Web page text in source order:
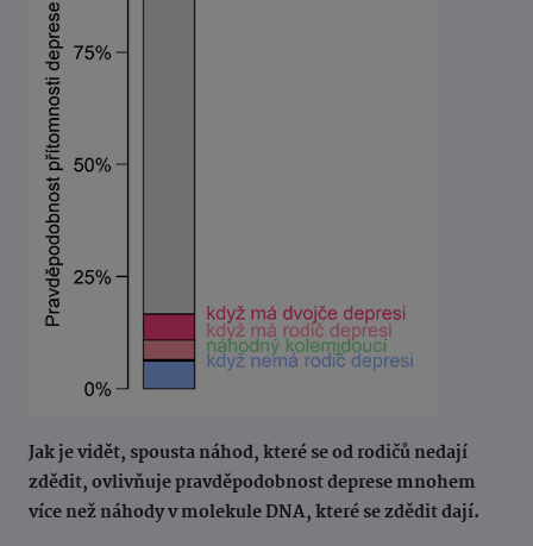
Jak je vidět, spousta náhod, které se od rodičů nedají
zdědit, ovlivňuje pravděpodobnost deprese mnohem
více než náhody v molekule DNA, které se zdědit dají.